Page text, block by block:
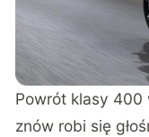
Powrót klasy
znów robi się